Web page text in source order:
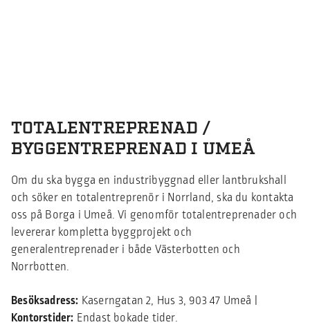
TOTALENTREPRENAD /
BYGGENTREPRENAD I UMEÅ
Om du ska bygga en industribyggnad eller lantbrukshall
och söker en totalentreprenör i Norrland, ska du kontakta
oss på Borga i Umeå. Vi genomför totalentreprenader och
levererar kompletta byggprojekt och
generalentreprenader i både Västerbotten och
Norrbotten.
Besöksadress: Kaserngatan 2, Hus 3, 903 47 Umeå |
Kontorstider: Endast bokade tider.